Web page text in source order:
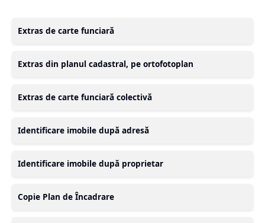
Extras de carte funciară
Extras din planul cadastral, pe ortofotoplan
Extras de carte funciară colectivă
Identificare imobile după adresă
Identificare imobile după proprietar
Copie Plan de Încadrare